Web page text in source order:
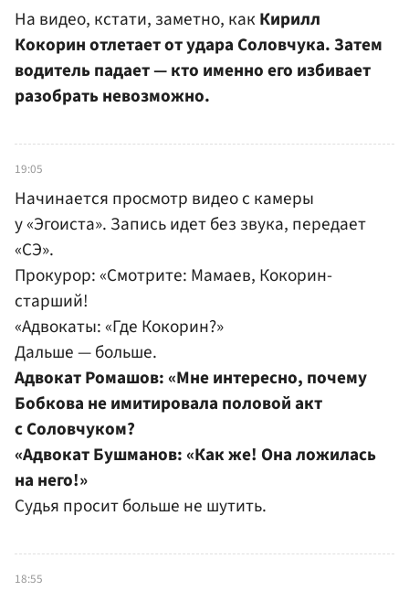
На видео, кстати, заметно, как Кирилл
Кокорин отлетает от удара Соловчука. Затем
водитель падает — кто именно его избивает
разобрать невозможно.
19:05
Начинается просмотр видео с камеры
у «Эгоиста». Запись идет без звука, передает
«СЭ».
Прокурор: «Смотрите: Мамаев, Кокорин-
старший!
«Адвокаты: «Где Кокорин?»
Дальше — больше.
Адвокат Ромашов: «Мне интересно, почему
Бобкова не имитировала половой акт
с Соловчуком?
«Адвокат Бушманов: «Как же! Она ложилась
на него!»
Судья просит больше не шутить.
18:55